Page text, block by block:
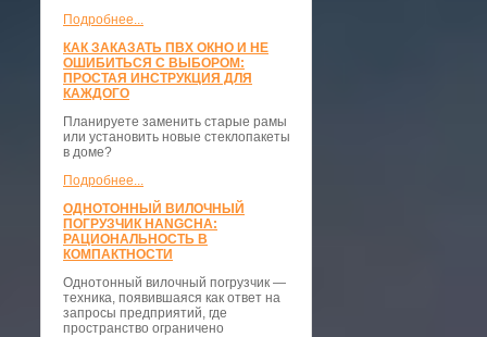
Подробнее...
КАК ЗАКАЗАТЬ ПВХ ОКНО И НЕ
ОШИБИТЬСЯ С ВЫБОРОМ:
ПРОСТАЯ ИНСТРУКЦИЯ ДЛЯ
КАЖДОГО
Планируете заменить старые рамы
или установить новые стеклопакеты
в доме?
Подробнее...
ОДНОТОННЫЙ ВИЛОЧНЫЙ
ПОГРУЗЧИК HANGCHA:
РАЦИОНАЛЬНОСТЬ В
КОМПАКТНОСТИ
​Однотонный вилочный погрузчик —
техника, появившаяся как ответ на
запросы предприятий, где
пространство ограничено